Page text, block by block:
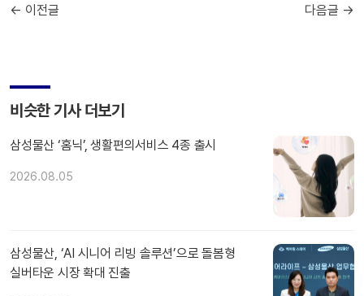
← 이전글 다음글 →
비슷한 기사 더보기
삼성물산 ‘홈닉’, 생활편의서비스 4종 출시
2026.08.05
삼성물산, ‘AI 시니어 리빙 솔루션’으로 돌봄형
실버타운 시장 확대 진출